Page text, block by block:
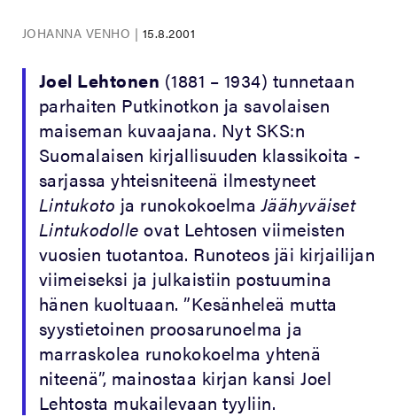
JOHANNA VENHO | 15.8.2001
Joel Lehtonen (1881 – 1934) tunnetaan
parhaiten Putkinotkon ja savolaisen
maiseman kuvaajana. Nyt SKS:n
Suomalaisen kirjallisuuden klassikoita -
sarjassa yhteisniteenä ilmestyneet
Lintukoto ja runokokoelmaJäähyväiset
Lintukodolle ovat Lehtosen viimeisten
vuosien tuotantoa. Runoteos jäi kirjailijan
viimeiseksi ja julkaistiin postuumina
hänen kuoltuaan. ”Kesänheleä mutta
syystietoinen proosarunoelma ja
marraskolea runokokoelma yhtenä
niteenä”, mainostaa kirjan kansi Joel
Lehtosta mukailevaan tyyliin.